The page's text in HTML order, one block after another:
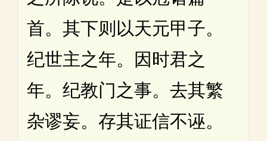
首。其下则以天元甲子。
纪世主之年。因时君之
年。纪教门之事。去其繁
杂谬妄。存其证信不诬。